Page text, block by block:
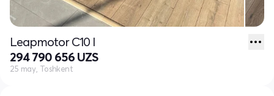
Leapmotor C10 I
294 790 656 UZS
25 may, Toshkent